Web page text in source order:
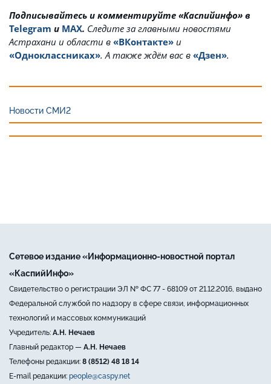
Подписывайтесь и комментируйте «Каспийинфо» в
Telegram и MAX. Cледите за главными новостями
Астрахани и области в «ВКонтакте» и
«Одноклассниках». А также ждём вас в «Дзен».
Новости СМИ2
Сетевое издание «Информационно-новостной портал
«КаспийИнфо»
Свидетельство о регистрации ЭЛ № ФС 77 - 68109 от 21.12.2016, выдано
Федеральной службой по надзору в сфере связи, информационных
технологий и массовых коммуникаций
Учредитель: А.Н. Нечаев
Главный редактор — А.Н. Нечаев
Телефоны редакции: 8 (8512) 48 18 14
E-mail редакции: people@caspy.net